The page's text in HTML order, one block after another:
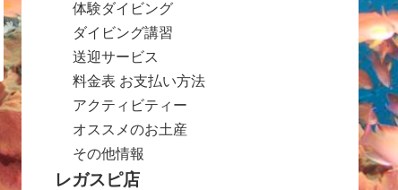
体験ダイビング
ダイビング講習
送迎サービス
料金表 お支払い方法
アクティビティー
オススメのお土産
その他情報
レガスピ店